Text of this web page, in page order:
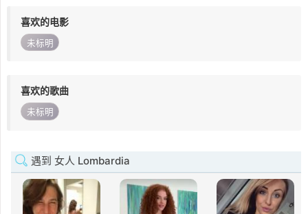
喜欢的电影
未标明
喜欢的歌曲
未标明
遇到 女人 Lombardia